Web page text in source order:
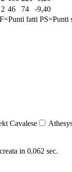
2 46 74
-9,40
fatti PS=Punti
Cavalese
in 0,062 sec.